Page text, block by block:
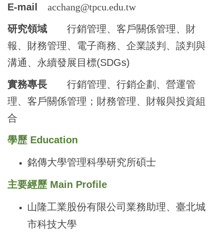
E-mail
acchang@tpcu.edu.tw
研究領域
行銷管理、客戶關係管理、財
報、財務管理、電子商務、企業談判、談判與
溝通、永續發展目標(SDGs)
實務專長 行銷管理、行銷企劃、營運管
理、客戶關係管理；財務管理、財報與投資組
合
學歷 Education
銘傳大學管理科學研究所碩士
主要經歷 Main Profile
山隆工業股份有限公司業務助理、臺北城
市科技大學